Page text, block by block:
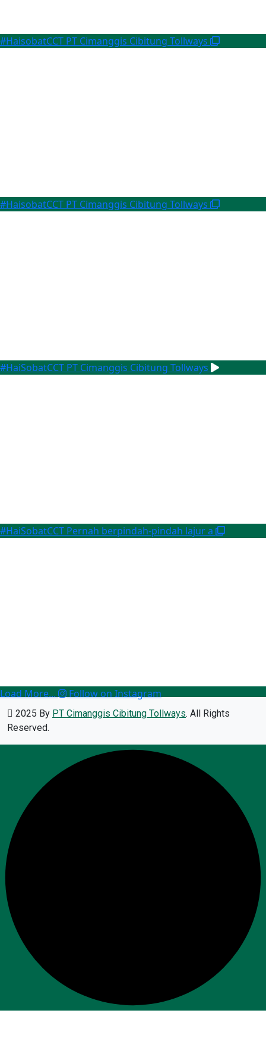
#HaisobatCCT PT Cimanggis Cibitung Tollways
#HaisobatCCT PT Cimanggis Cibitung Tollways
#HaiSobatCCT PT Cimanggis Cibitung Tollways
#HaiSobatCCT Pernah berpindah-pindah lajur a
Load More... Follow on Instagram
2025 By PT Cimanggis Cibitung Tollways. All Rights
Reserved.